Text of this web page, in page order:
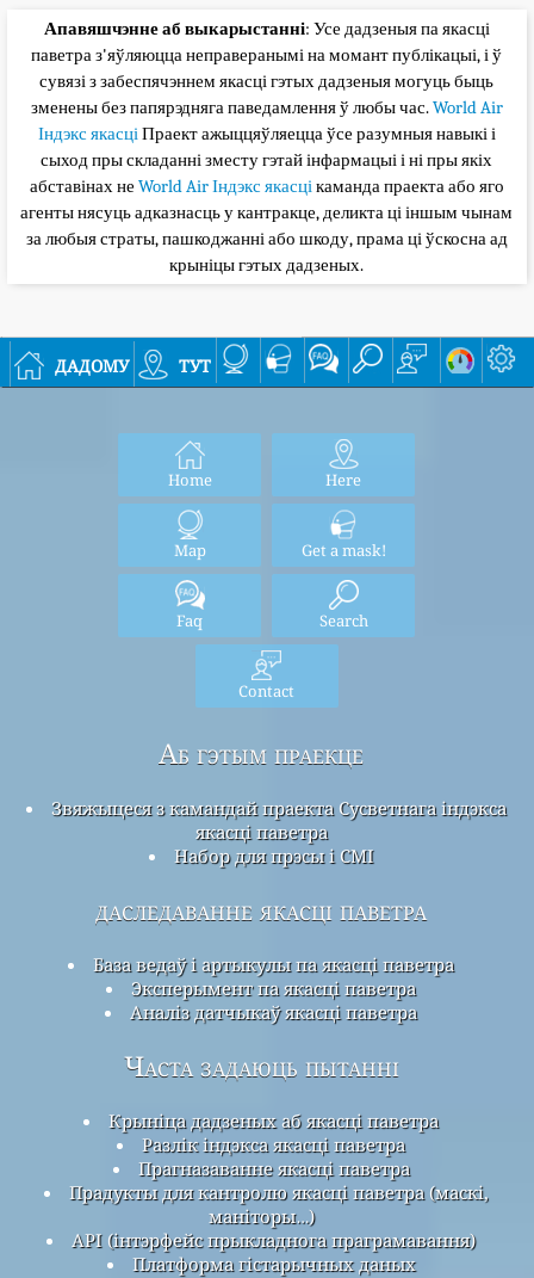
Апавяшчэнне аб выкарыстанні: Усе дадзеныя па якасці
паветра з'яўляюцца неправеранымі на момант публікацыі, і ў
сувязі з забеспячэннем якасці гэтых дадзеныя могуць быць
зменены без папярэдняга паведамлення ў любы час.World Air
Індэкс якасціПраект ажыццяўляецца ўсе разумныя навыкі і
сыход пры складанні зместу гэтай інфармацыі і ні пры якіх
абставінах не World Air Індэкс якасцікаманда праекта або яго
агенты нясуць адказнасць у кантракце, деликта ці іншым чынам
за любыя страты, пашкоджанні або шкоду, прама ці ўскосна ад
крыніцы гэтых дадзеных.
дадому тут
Home Here
Map Get a mask!
Faq Search
Contact
Аб гэтым праекце
Звяжыцеся з камандай праекта Сусветнага індэкса
якасці паветра
Набор для прэсы і СМІ
даследаванне якасці паветра
База ведаў і артыкулы па якасці паветра
Эксперымент па якасці паветра
Аналіз датчыкаў якасці паветра
Часта задаюць пытанні
Крыніца дадзеных аб якасці паветра
Разлік індэкса якасці паветра
Прагназаванне якасці паветра
Прадукты для кантролю якасці паветра (маскі,
маніторы…)
API (інтэрфейс прыкладнога праграмавання)
Платформа гістарычных даных